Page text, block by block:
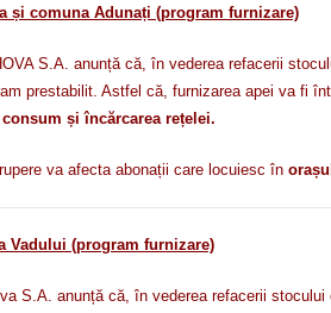
și comuna Adunați (program furnizare)
S.A. anunță că, în vederea refacerii
prestabilit. Astfel că, furnizarea apei va fi
și încărcarea rețelei.
va afecta abonații care locuiesc în
Vadului (program furnizare)
S.A. anunță că, în vederea refacerii